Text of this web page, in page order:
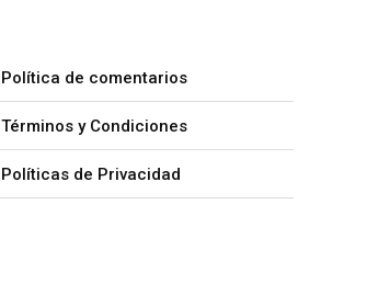
Política de comentarios
Términos y Condiciones
Políticas de Privacidad